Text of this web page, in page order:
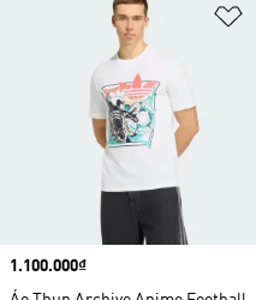
Price
1.100.000₫